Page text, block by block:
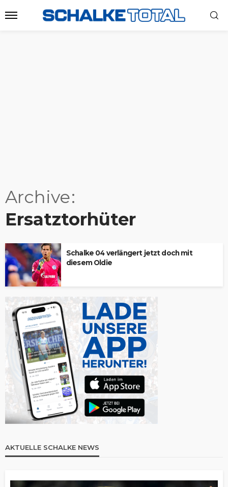
Archive
Ersatztorhüter
Schalke 04 verlängert jetzt doch mit
diesem Oldie
AKTUELLE SCHALKE NEWS